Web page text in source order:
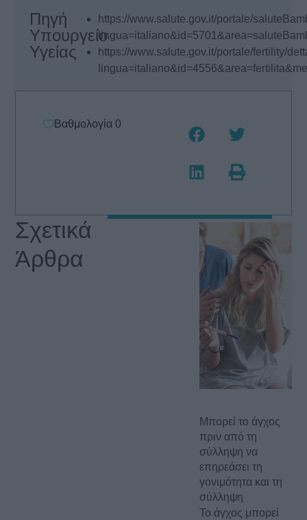
Πηγή
Υπουργείο
Υγείας
https://www.salute.gov.it/portale/
https://www.salute.gov.it/portale/fertility/
Βαθμολογία 0
Σχετικά
Άρθρα
Μπορεί το άγχος
πριν από τη
σύλληψη να
επηρεάσει τη
γονιμότητα και τη
σύλληψη
Το άγχος μπορεί